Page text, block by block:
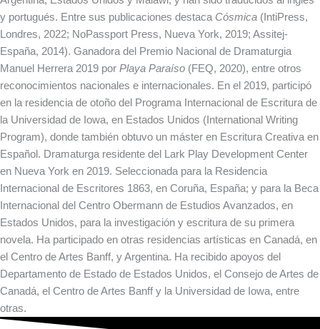
y portugués. Entre sus publicaciones destaca Cósmica (IntiPress,
Londres, 2022; NoPassport Press, Nueva York, 2019; Assitej-
España, 2014). Ganadora del Premio Nacional de Dramaturgia
Manuel Herrera 2019 por Playa Paraíso (FEQ, 2020), entre otros
reconocimientos nacionales e internacionales. En el 2019, participó
en la residencia de otoño del Programa Internacional de Escritura de
la Universidad de Iowa, en Estados Unidos (International Writing
Program), donde también obtuvo un máster en Escritura Creativa en
Español. Dramaturga residente del Lark Play Development Center
en Nueva York en 2019. Seleccionada para la Residencia
Internacional de Escritores 1863, en Coruña, España; y para la Beca
Internacional del Centro Obermann de Estudios Avanzados, en
Estados Unidos, para la investigación y escritura de su primera
novela. Ha participado en otras residencias artísticas en Canadá, en
el Centro de Artes Banff, y Argentina. Ha recibido apoyos del
Departamento de Estado de Estados Unidos, el Consejo de Artes de
Canadá, el Centro de Artes Banff y la Universidad de Iowa, entre
otras.